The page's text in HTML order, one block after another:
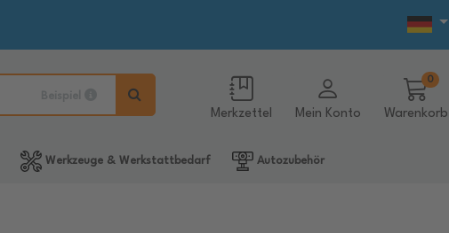
Merkzettel Mein Konto Warenkorb
0
Werkzeuge & Werkstattbedarf Autozubehör